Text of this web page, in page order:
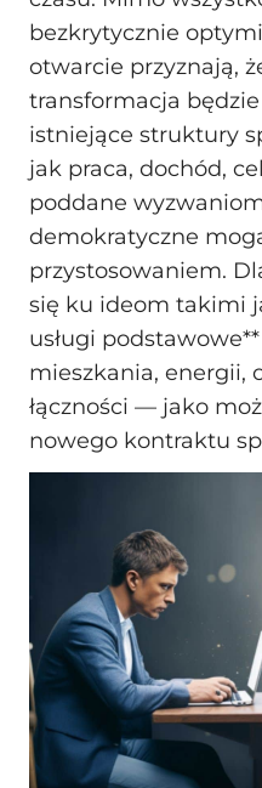
bezkrytycznie
otwarcie przyznają,
transformacja
istniejące struktury
jak praca, dochód,
poddane
demokratyczne
przystosowaniem.
się ku ideom takimi
usługi
mieszkania, energii,
łączności — jako
nowego kontraktu